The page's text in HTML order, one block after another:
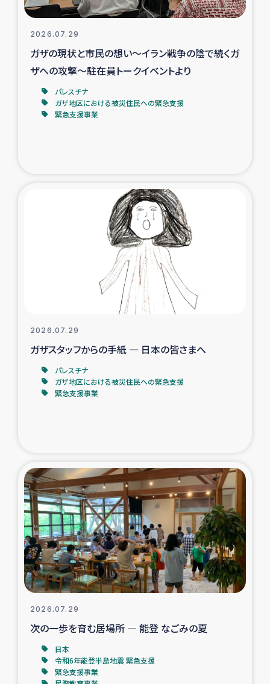
レバノンでのシリア難民への教育支援事業
レバノンでのシリア難民・レバノン人への農業支援
海外ルーツの市民との共生
神原ゼミxパルシック
仮設住宅生活支援・農業復興支援
漁業復興支援
インターン・ボランティア日誌
経済自立支援事業
ガザ空爆被災者への食料支援と農家生産支援
ガザ地区における羊の畜産支援
ガザ地区酪農を通した女性グループの生計支援
ふりかけ普及と食生活改善による栄養改善事業
フェアトレード事業
緊急支援事業
女性の生計向上を通じた子どもの栄養改善事業
2026.07.29
ガザの現状と市民の想い～イラン戦争の陰で続くガ
ザへの攻撃～駐在員トークイベントより
パレスチナ
ガザ地区における被災住民への緊急支援
緊急支援事業
2026.07.29
ガザスタッフからの手紙 ― 日本の皆さまへ
パレスチナ
ガザ地区における被災住民への緊急支援
緊急支援事業
2026.07.29
次の一歩を育む居場所 ― 能登 なごみの夏
日本
令和6年能登半島地震 緊急支援
緊急支援事業